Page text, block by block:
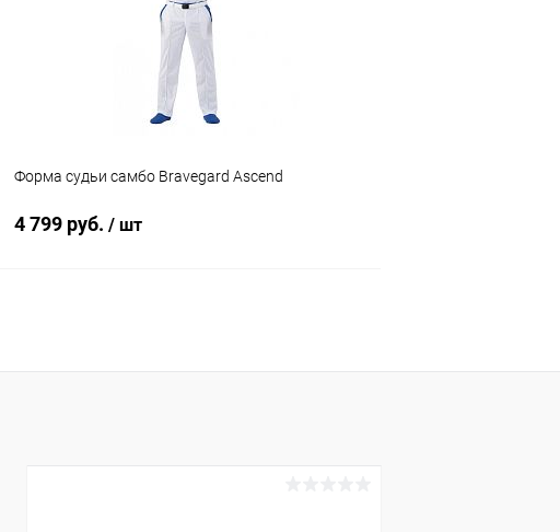
Форма судьи самбо Bravegard Ascend
4 799 руб. / шт
Купить в 1 клик Сравнение